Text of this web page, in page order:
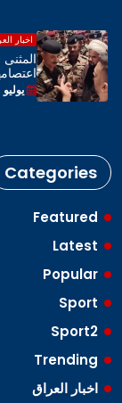
اخبار
يوليو 23, 2026
Categories
Featured
Latest
Popular
Sport
Sport2
Trending
اخبار العراق